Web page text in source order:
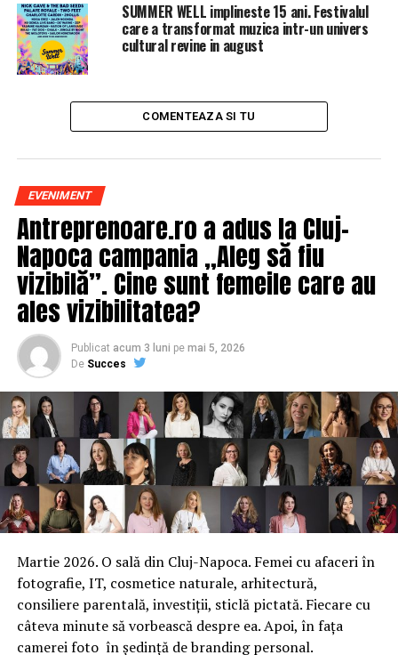
ARTICOLE PE ACEIASI TEMA: PRIMA
URMATORUL
SUMMER WELL implineste 15 ani. Festivalul
care a transformat muzica intr-un univers
cultural revine in august
COMENTEAZA SI TU
EVENIMENT
Antreprenoare.ro a adus la Cluj-
Napoca campania „Aleg să fiu
vizibilă”. Cine sunt femeile care au
ales vizibilitatea?
Publicat acum 3 luni pe mai 5, 2026
De Succes
Martie 2026. O sală din Cluj-Napoca. Femei cu afaceri în
fotografie, IT, cosmetice naturale, arhitectură,
consiliere parentală, investiții, sticlă pictată. Fiecare cu
câteva minute să vorbească despre ea. Apoi, în fața
camerei foto în ședință de branding personal.